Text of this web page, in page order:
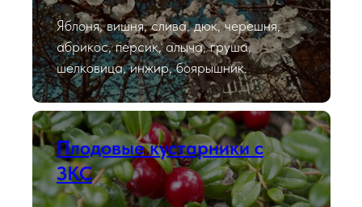
Яблоня, вишня, слива, дюк, черешня,
абрикос, персик, алыча, груша,
шелковица, инжир, боярышник.
Плодовые кустарники с
ЗКС